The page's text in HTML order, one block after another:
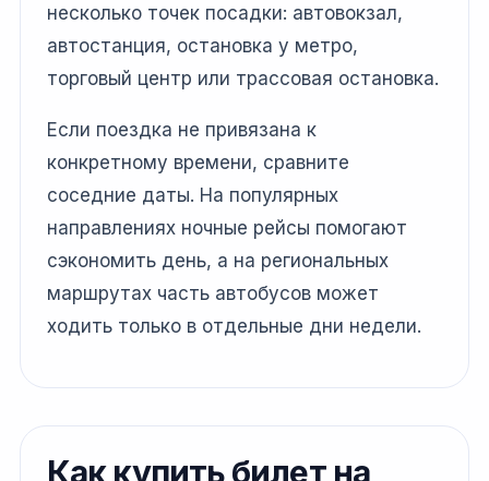
несколько точек посадки: автовокзал,
автостанция, остановка у метро,
торговый центр или трассовая остановка.
Если поездка не привязана к
конкретному времени, сравните
соседние даты. На популярных
направлениях ночные рейсы помогают
сэкономить день, а на региональных
маршрутах часть автобусов может
ходить только в отдельные дни недели.
Как купить билет на